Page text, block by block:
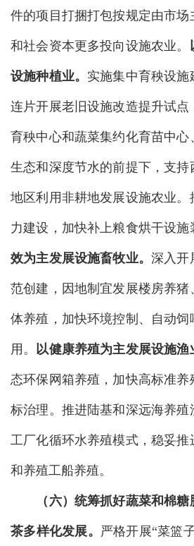
件的项目打捆打包按规定由市场
和社会资本更多投向设施农业。
设施种植业。 实施集中育秧设施
连片开展老旧设施改造提升试点
育秧中心和蔬菜集约化育苗中心
生态和深度节水的前提下，支
地区利用非耕地发展设施农业
力建设，加快补上粮食烘干设施
效为主发展设施畜牧业。 深入开
范创建，因地制宜发展楼房养猪
体养殖，加快环境控制、自动
用。 以健康养殖为主发展设施渔
态环保网箱养殖，加快高标准养
标治理。推进陆基和深远海养
工厂化循环水养殖模式，稳妥推
和养殖工船养殖。
（六）统筹抓好蔬菜和棉
茶多样化发展。 严格开展“菜篮